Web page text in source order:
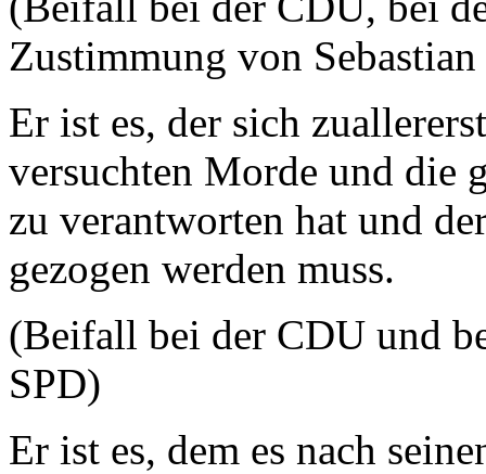
Zustimmung von
Er ist es, der sich
versuchten Morde und die
zu verantworten hat und
gezogen werden muss.
(Beifall bei der CDU und
SPD)
Er ist es, dem es nach